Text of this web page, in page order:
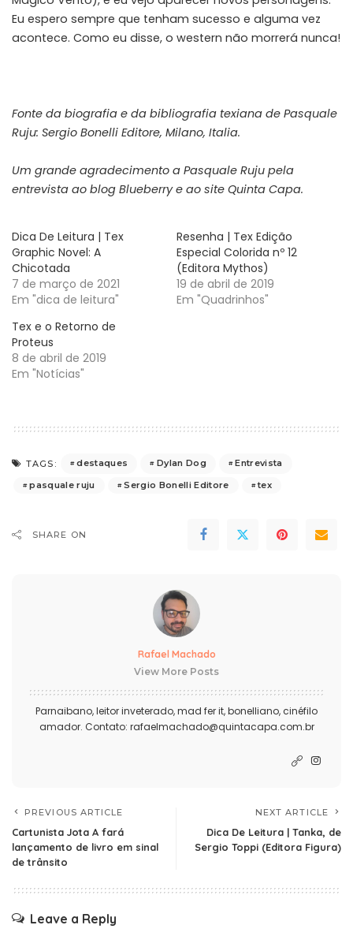
Eu espero sempre que tenham sucesso e alguma vez
acontece. Como eu disse, o western não morrerá nunca!
Fonte da biografia e da bibliografia texiana de Pasquale
Ruju: Sergio Bonelli Editore, Milano, Italia.
Um grande agradecimento a Pasquale Ruju pela
entrevista ao blog Blueberry e ao site Quinta Capa.
Dica De Leitura | Tex
Graphic Novel: A
Chicotada
7 de março de 2021
Em "dica de leitura"
Resenha | Tex Edição
Especial Colorida nº 12
(Editora Mythos)
19 de abril de 2019
Em "Quadrinhos"
Tex e o Retorno de
Proteus
8 de abril de 2019
Em "Notícias"
TAGS: destaques Dylan Dog
Entrevista
pasquale ruju
Sergio Bonelli Editore tex
SHARE ON
Rafael Machado
View More Posts
Parnaibano, leitor inveterado, mad fer it, bonelliano, cinéfilo
amador. Contato: rafaelmachado@quintacapa.com.br
PREVIOUS ARTICLE
Cartunista Jota A fará
lançamento de livro em sinal
de trânsito
NEXT ARTICLE
Dica De Leitura | Tanka, de
Sergio Toppi (Editora Figura)
Leave a Reply